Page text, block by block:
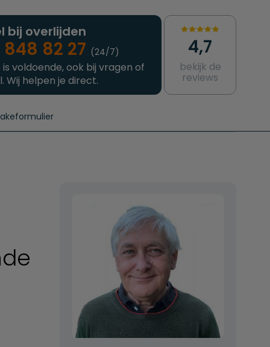
bij overlijden
82 27 (24/7)
voldoende, ook bij vragen of
Wij helpen je direct.
4,7
bekijk de
reviews